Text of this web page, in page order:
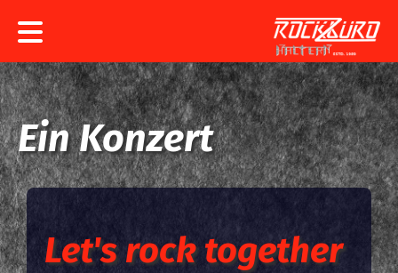
Konzerte
Rockbüro
Bands
Service
Ein Konzert
Let's rock together